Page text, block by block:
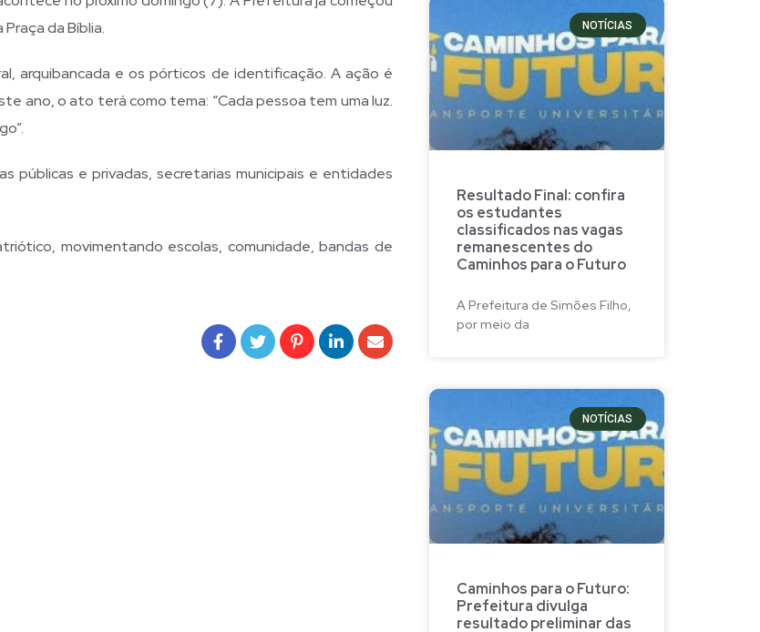
da Bíblia.
arquibancada e os pórticos de identificação. A ação é
ano, o ato terá como tema: “Cada pessoa tem uma luz.
públicas e privadas, secretarias municipais e entidades
movimentando escolas, comunidade, bandas de
NOTÍCIAS
Resultado Final: confira
os estudantes
classificados nas vagas
remanescentes do
Caminhos para o Futuro
A Prefeitura de Simões Filho,
por meio da
NOTÍCIAS
Caminhos para o Futuro:
Prefeitura divulga
resultado preliminar das